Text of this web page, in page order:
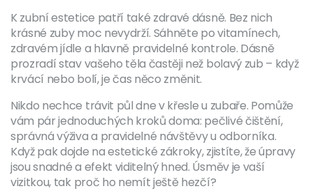
K zubní estetice patří také zdravé dásně. Bez nich
krásné zuby moc nevydrží. Sáhněte po vitamínech,
zdravém jídle a hlavně pravidelné kontrole. Dásně
prozradí stav vašeho těla častěji než bolavý zub – když
krvácí nebo bolí, je čas něco změnit.
Nikdo nechce trávit půl dne v křesle u zubaře. Pomůže
vám pár jednoduchých kroků doma: pečlivé čištění,
správná výživa a pravidelné návštěvy u odborníka.
Když pak dojde na estetické zákroky, zjistíte, že úpravy
jsou snadné a efekt viditelný hned. Úsměv je vaší
vizitkou, tak proč ho nemít ještě hezčí?